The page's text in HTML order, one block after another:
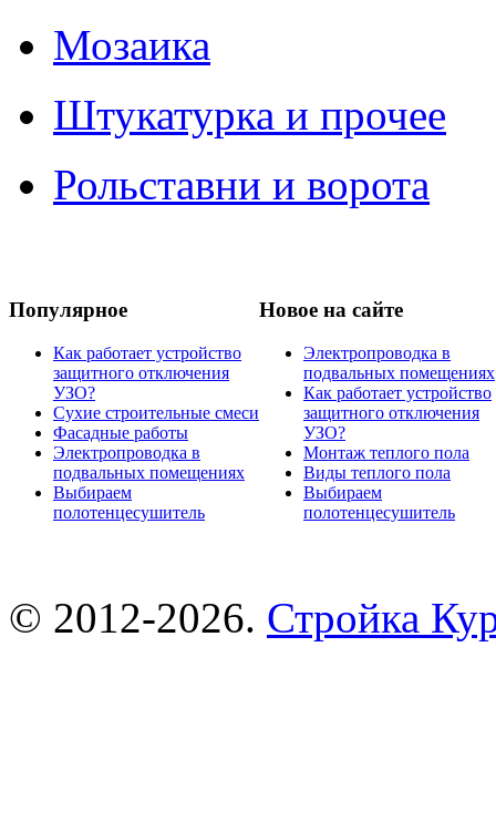
Мозаика
Штукатурка и прочее
Рольставни и ворота
Популярное
Как работает устройство
защитного отключения
УЗО?
Сухие строительные смеси
Фасадные работы
Электропроводка в
подвальных помещениях
Выбираем
полотенцесушитель
Новое на сайте
Электропроводка в
подвальных помещениях
Как работает устройство
защитного отключения
УЗО?
Монтаж теплого пола
Виды теплого пола
Выбираем
полотенцесушитель
© 2012-2026. Стройка